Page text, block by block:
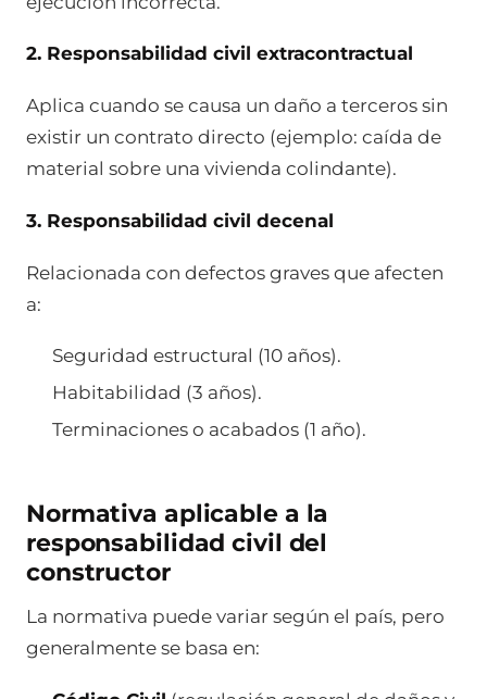
2. Responsabilidad civil extracontractual
Aplica cuando se causa un daño a terceros sin
existir un contrato directo (ejemplo: caída de
material sobre una vivienda colindante).
3. Responsabilidad civil decenal
Relacionada con defectos graves que afecten
a:
Seguridad estructural (10 años).
Habitabilidad (3 años).
Terminaciones o acabados (1 año).
Normativa aplicable a la
responsabilidad civil del
constructor
La normativa puede variar según el país, pero
generalmente se basa en: